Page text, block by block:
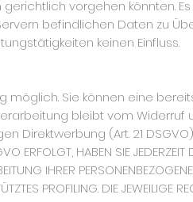
vorgehen könnten.
befindlichen Daten zu
keinen Einfluss.
Sie können eine
bleibt vom Widerruf
Direktwerbung (Art. 21 DSGVO)
ERFOLGT, HABEN SIE JEDERZEIT
IHRER
PROFILING. DIE JEWEILIGE